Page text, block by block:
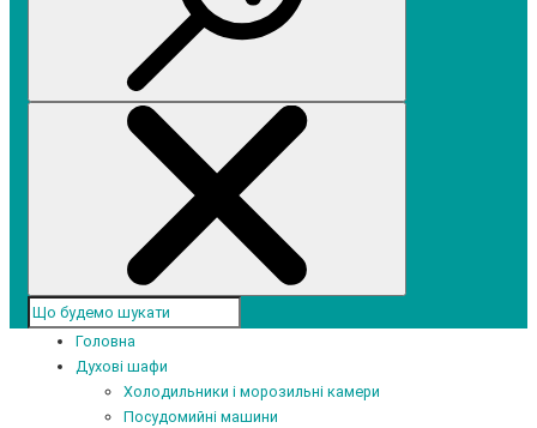
Головна
Духові шафи
Холодильники і морозильні камери
Посудомийні машини